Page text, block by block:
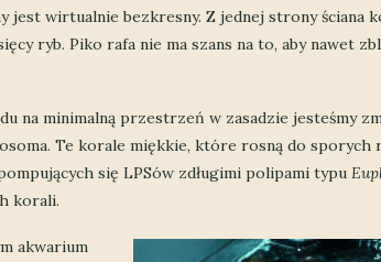
wirtualnie bezkresny. Z jednej strony ściana
ryb. Piko rafa nie ma szans na to, aby nawet
na minimalną przestrzeń w zasadzie jesteśmy
Te korale miękkie, które rosną do sporych
się LPSów zdługimi polipami typu
korali.
akwarium